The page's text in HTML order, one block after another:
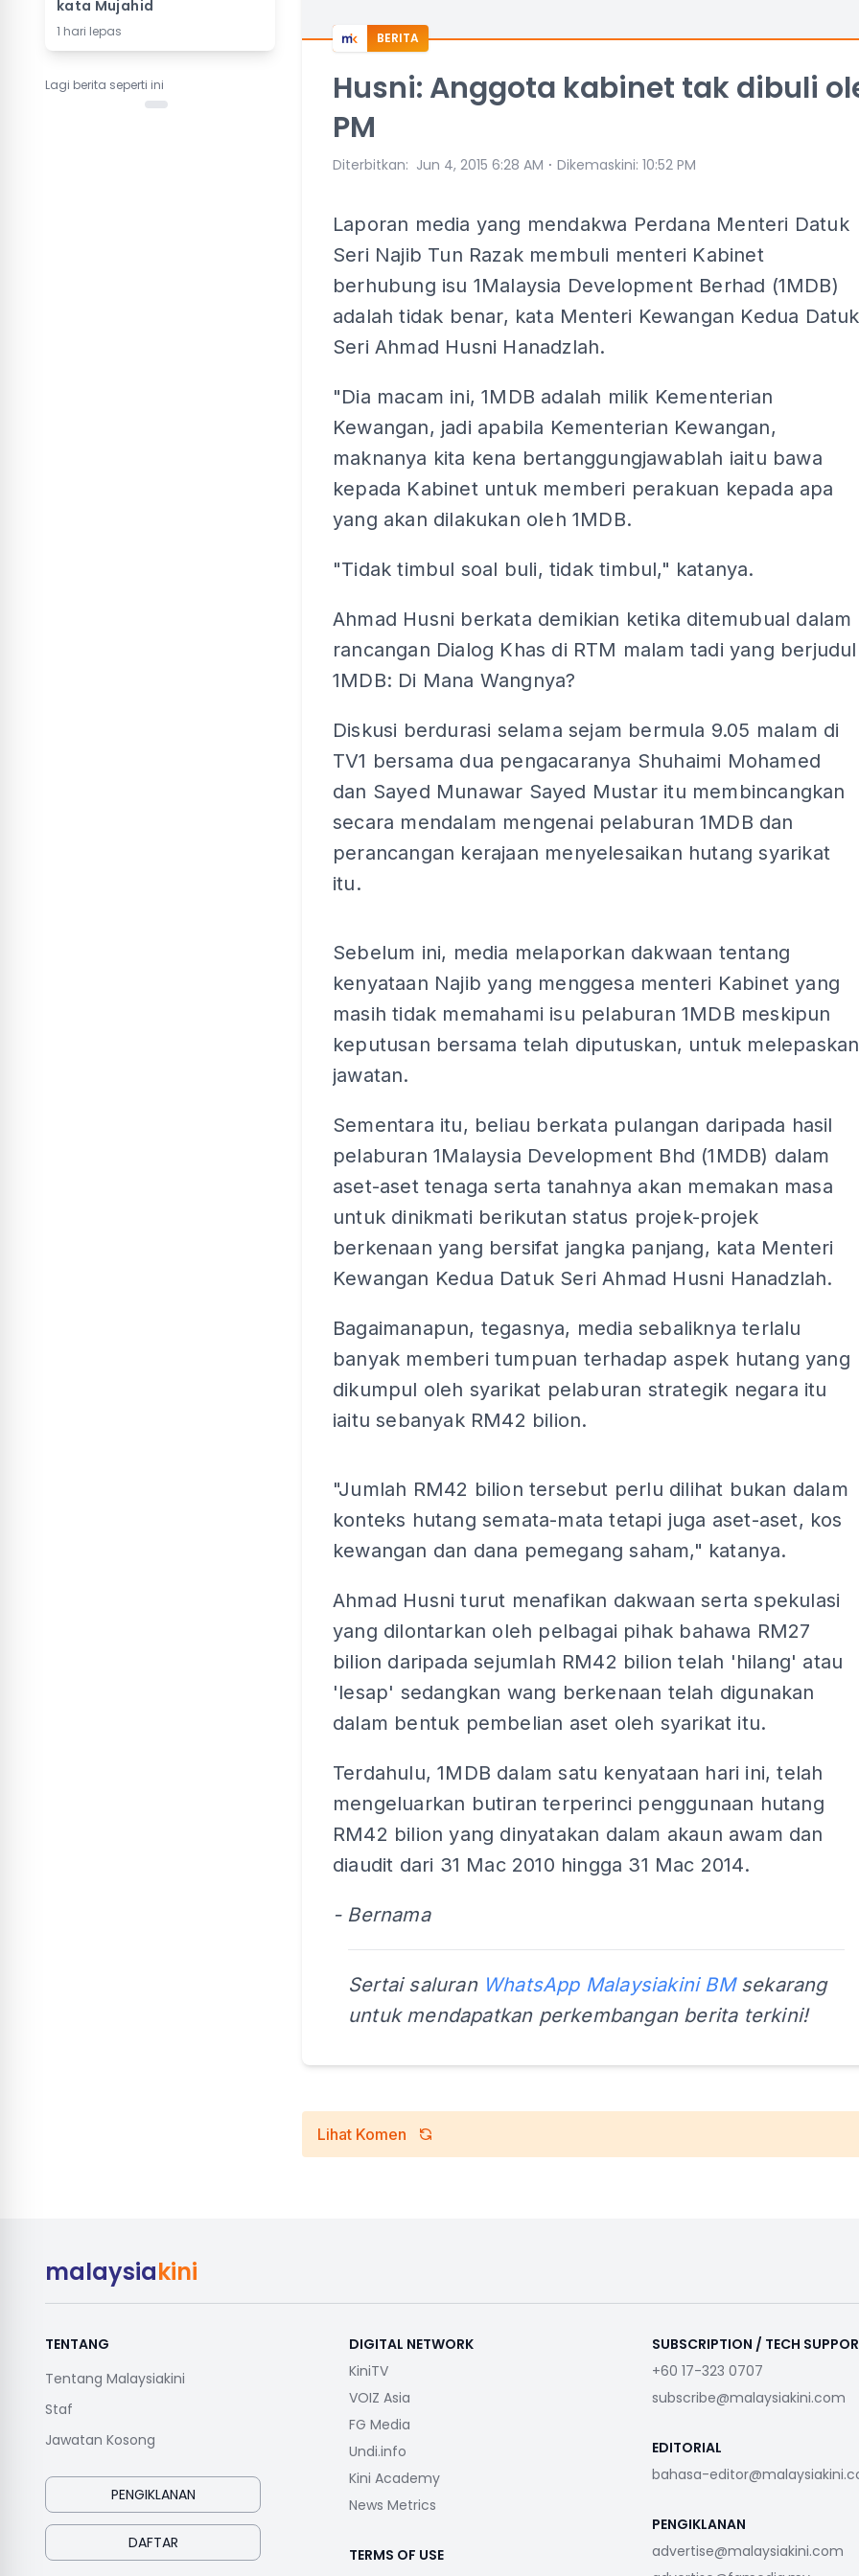
kata Mujahid
1 hari lepas
Lagi berita seperti ini
BERITA
Husni: Anggota kabinet tak dibuli
PM
Diterbitkan: Jun 4, 2015 6:28 AM ⋅ Dikemaskini: 10:52 PM
Laporan media yang mendakwa Perdana Menteri Datuk
Seri Najib Tun Razak membuli menteri Kabinet
berhubung isu 1Malaysia Development Berhad (1MDB)
adalah tidak benar, kata Menteri Kewangan Kedua Datuk
Seri Ahmad Husni Hanadzlah.
"Dia macam ini, 1MDB adalah milik Kementerian
Kewangan, jadi apabila Kementerian Kewangan,
maknanya kita kena bertanggungjawablah iaitu bawa
kepada Kabinet untuk memberi perakuan kepada apa
yang akan dilakukan oleh 1MDB.
"Tidak timbul soal buli, tidak timbul," katanya.
Ahmad Husni berkata demikian ketika ditemubual dalam
rancangan Dialog Khas di RTM malam tadi yang berjudul
1MDB: Di Mana Wangnya?
Diskusi berdurasi selama sejam bermula 9.05 malam di
TV1 bersama dua pengacaranya Shuhaimi Mohamed
dan Sayed Munawar Sayed Mustar itu membincangkan
secara mendalam mengenai pelaburan 1MDB dan
perancangan kerajaan menyelesaikan hutang syarikat
itu.
Sebelum ini, media melaporkan dakwaan tentang
kenyataan Najib yang menggesa menteri Kabinet yang
masih tidak memahami isu pelaburan 1MDB meskipun
keputusan bersama telah diputuskan, untuk melepaskan
jawatan.
Sementara itu, beliau berkata pulangan daripada hasil
pelaburan 1Malaysia Development Bhd (1MDB) dalam
aset-aset tenaga serta tanahnya akan memakan masa
untuk dinikmati berikutan status projek-projek
berkenaan yang bersifat jangka panjang, kata Menteri
Kewangan Kedua Datuk Seri Ahmad Husni Hanadzlah.
Bagaimanapun, tegasnya, media sebaliknya terlalu
banyak memberi tumpuan terhadap aspek hutang yang
dikumpul oleh syarikat pelaburan strategik negara itu
iaitu sebanyak RM42 bilion.
"Jumlah RM42 bilion tersebut perlu dilihat bukan dalam
konteks hutang semata-mata tetapi juga aset-aset, kos
kewangan dan dana pemegang saham," katanya.
Ahmad Husni turut menafikan dakwaan serta spekulasi
yang dilontarkan oleh pelbagai pihak bahawa RM27
bilion daripada sejumlah RM42 bilion telah 'hilang' atau
'lesap' sedangkan wang berkenaan telah digunakan
dalam bentuk pembelian aset oleh syarikat itu.
Terdahulu, 1MDB dalam satu kenyataan hari ini, telah
mengeluarkan butiran terperinci penggunaan hutang
RM42 bilion yang dinyatakan dalam akaun awam dan
diaudit dari 31 Mac 2010 hingga 31 Mac 2014.
- Bernama
Sertai saluran WhatsApp Malaysiakini BMsekarang
untuk mendapatkan perkembangan berita terkini!
Lihat Komen
malaysiakini
TENTANG
Tentang Malaysiakini
Staf
Jawatan Kosong
PENGIKLANAN
DAFTAR
DIGITAL NETWORK
KiniTV
VOIZ Asia
FG Media
Undi.info
Kini Academy
News Metrics
TERMS OF USE
SUBSCRIPTION / TECH
+60 17-323 0707
subscribe@malaysiakini.com
EDITORIAL
bahasa-
PENGIKLANAN
advertise@malaysiakini.com